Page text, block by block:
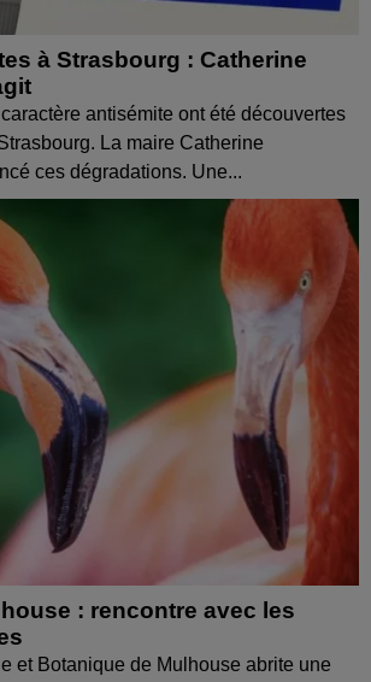
à Strasbourg : Catherine
antisémite ont été découvertes
La maire Catherine
ces dégradations. Une...
: rencontre avec les
et Botanique de Mulhouse abrite une